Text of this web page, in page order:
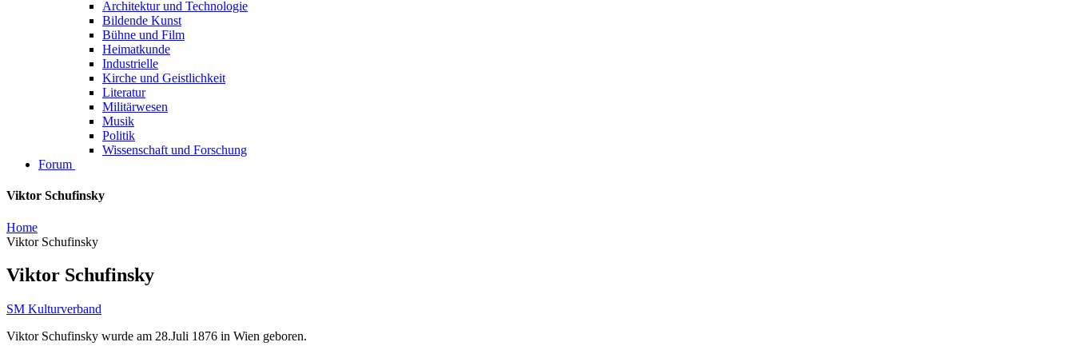
Architektur und Technologie
Bildende Kunst
Bühne und Film
Heimatkunde
Industrielle
Kirche und Geistlichkeit
Literatur
Militärwesen
Musik
Politik
Wissenschaft und Forschung
Forum
Viktor Schufinsky
Home
Viktor Schufinsky
Viktor Schufinsky
SM Kulturverband
Viktor Schufinsky wurde am 28.Juli 1876 in Wien geboren.